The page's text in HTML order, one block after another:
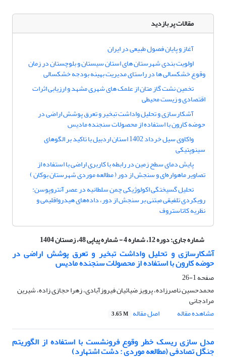
مقالات پر بازدید
آغاز و پایان فصول طبیعی در ایران
اولویت بندی شهرستان های استان سیستان و بلوچستان در زمان
وقوع خشکسالی ها در راستای مدیریت بهینه بودجه خشکسالی
تخمین نشت گاز متان از علمک های شهری مشهد و ارزیابی اثرات
اقتصادی و زیست محیطی
آشکارسازی و تحلیل واداشت تبخیر و تعرق پوشش اراضی در
حوضه کارون با استفاده از محصولات سنجنده مادیس
واکاوی سیل خرداد 1402 استان اردبیل با تاکید بر الگوهای
سینوپتیکی
پایش دمای سطح زمین در رابطه با کاربری اراضی با استفاده از
تصاویر ماهواره‌ای و سنجش از دور ( مطالعه موردی شهرستان بوکان )
تحلیل گسیختگی اکولوژیکی چمن سلطانیه در عصر آنتروپوسن:
رویکردی تلفیقی مبتنی بر سنجش از دور، داده‌های هیدرواقلیمی و
نظریه کاتاستروف
شماره جاری:دوره 12، شماره 4 - شماره پیاپی 48، زمستان 1404
آشکارسازی و تحلیل واداشت تبخیر و تعرق پوشش اراضی در
حوضه کارون با استفاده از محصولات سنجنده مادیس
صفحه1-26
محمدحسین ناصرزاده، پرویز ضیائیان فیروزآبادی، زهرا حجازی زاده، شیرین
مرادجانی
مشاهده مقاله
اصل مقاله 3.65 M
مدل سازی ریسک خطر وقوع فرونشست با استفاده از الگوریتم
جنگل تصادفی (مطالعه موردی : دشت اشتهارد)